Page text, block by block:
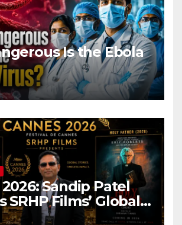
Is the Ebola
Sandip Patel
SRHP Films’ Global